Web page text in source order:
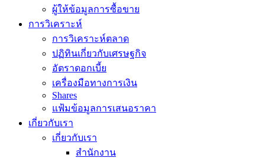
ผู้ให้ข้อมูลการซื้อขาย
การวิเคราะห์
การวิเคราะห์ตลาด
ปฏิทินเกี่ยวกับเศรษฐกิจ
อัตราดอกเบี้ย
เครื่องมือทางการเงิน
Shares
แฟ้มข้อมูลการเสนอราคา
เกี่ยวกับเรา
เกี่ยวกับเรา
สำนักงาน